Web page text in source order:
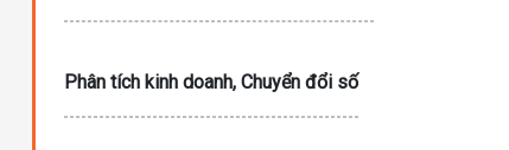
Phân tích kinh doanh, Chuyển đổi số